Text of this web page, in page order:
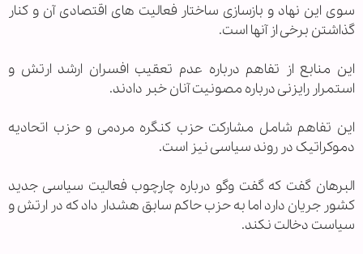
سوی این نهاد و بازسازی ساختار فعالیت های اقتصادی آن و کنار
گذاشتن برخی از آنها است.
این منابع از تفاهم درباره عدم تعقیب افسران ارشد ارتش و
استمرار رایزنی درباره مصونیت آنان خبر دادند.
این تفاهم شامل مشارکت حزب کنگره مردمی و حزب اتحادیه
دموکراتیک در روند سیاسی نیز است.
البرهان گفت که گفت وگو درباره چارچوب فعالیت سیاسی جدید
کشور جریان دارد اما به حزب حاکم سابق هشدار داد که در ارتش و
سیاست دخالت نکند.